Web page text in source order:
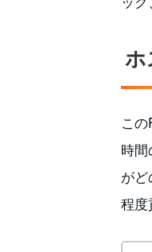
ホ
こ
時
が
程度